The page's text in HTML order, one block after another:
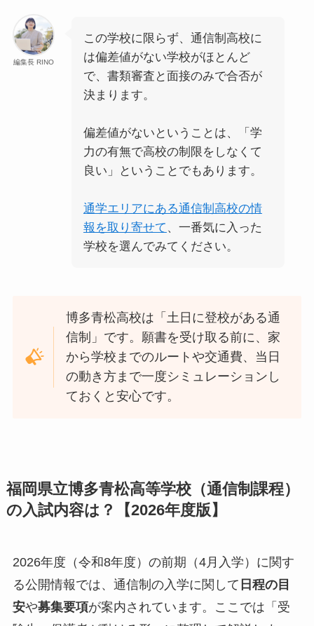
編集長 RINO
この学校に限らず、通信制高校に
は偏差値がない学校がほとんど
で、書類審査と面接のみで合否が
決まります。
偏差値がないということは、「学
力の有無で高校の制限をしなくて
良い」ということでもあります。
通学エリアにある通信制高校の情
報を取り寄せて 、一番気に入った
学校を選んでみてください。
博多青松高校は「土日に登校がある通
信制」です。願書を受け取る前に、家
から学校までのルートや交通費、当日
の動き方まで一度シミュレーションし
ておくと安心です。
福岡県立博多青松高等学校（通信制課程）
の入試内容は？【2026年度版】
2026年度（令和8年度）の前期（4月入学）に関す
る公開情報では、通信制の入学に関して 日程の目
安や募集要項が案内されています。ここでは「受